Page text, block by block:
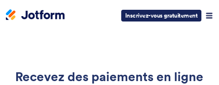
Inscrivez-vous gratuitement
Recevez des paiements en ligne